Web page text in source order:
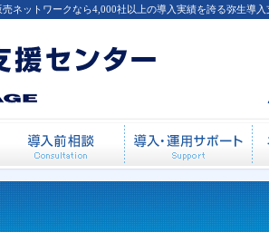
に関するご質問「弥生販売
ネットワークなら4,000社以上の導入実績を誇る弥生導
ーム 導入前相談 導